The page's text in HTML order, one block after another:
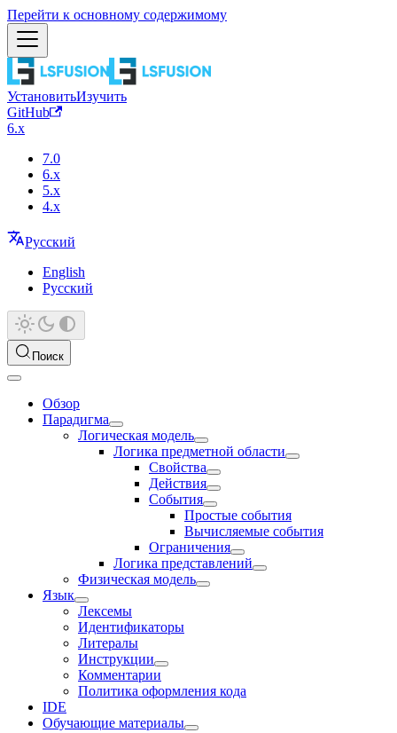
Перейти к основному содержимому
УстановитьИзучить
GitHub
6.x
7.0
6.x
5.x
4.x
Русский
English
Русский
Поиск
Обзор
Парадигма
Логическая модель
Логика предметной области
Свойства
Действия
События
Простые события
Вычисляемые события
Ограничения
Логика представлений
Физическая модель
Язык
Лексемы
Идентификаторы
Литералы
Инструкции
Комментарии
Политика оформления кода
IDE
Обучающие материалы